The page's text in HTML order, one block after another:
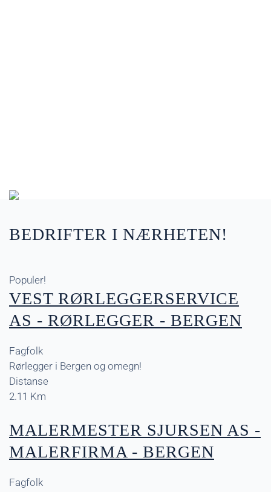
BEDRIFTER I NÆRHETEN!
Populer!
VEST RØRLEGGERSERVICE
AS - RØRLEGGER - BERGEN
Fagfolk
Rørlegger i Bergen og omegn!
Distanse
2.11 Km
MALERMESTER SJURSEN AS -
MALERFIRMA - BERGEN
Fagfolk